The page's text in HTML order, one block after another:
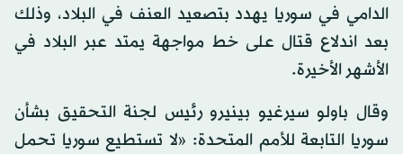
الدامي في سوريا يهدد بتصعيد العنف في البلاد، وذلك
بعد اندلاع قتال على خط مواجهة يمتد عبر البلاد في
الأشهر الأخيرة.
وقال باولو سيرغيو بينيرو رئيس لجنة التحقيق بشأن
سوريا التابعة للأمم المتحدة: «لا تستطيع سوريا تحمل